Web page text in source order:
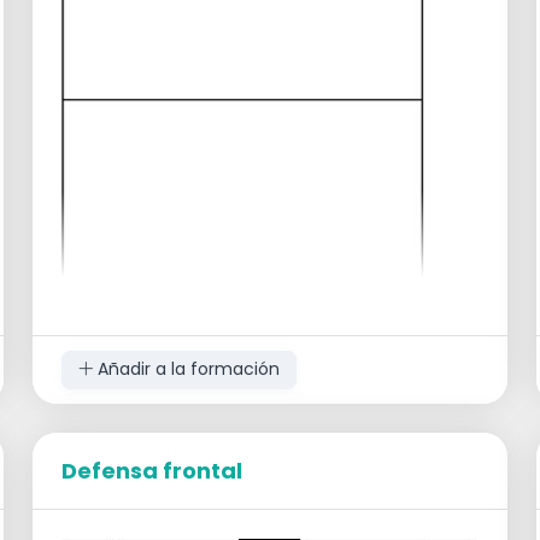
Añadir a la formación
Defensa frontal